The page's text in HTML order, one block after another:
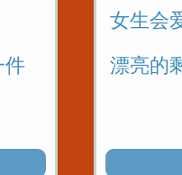
要说这些
件
女生会
漂亮的